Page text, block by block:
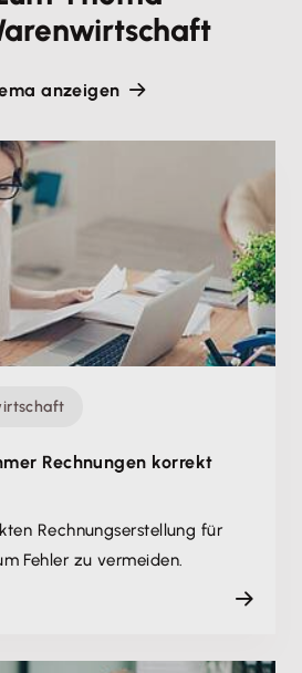
anzeigen
Rechnungen korrekt
Rechnungserstellung für
Fehler zu vermeiden.